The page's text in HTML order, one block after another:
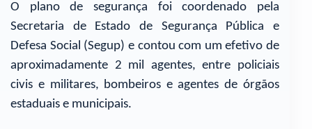
O plano de segurança foi coordenado pela
Secretaria de Estado de Segurança Pública e
Defesa Social (Segup) e contou com um efetivo de
aproximadamente 2 mil agentes, entre policiais
civis e militares, bombeiros e agentes de órgãos
estaduais e municipais.